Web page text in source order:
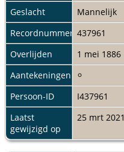
Geslacht
Mannelijk
Recordnummer 437961
Overlijden
1 mei 1886
Aantekeningen
Persoon-ID
I437961
Laatst
gewijzigd op
25 mrt 2021